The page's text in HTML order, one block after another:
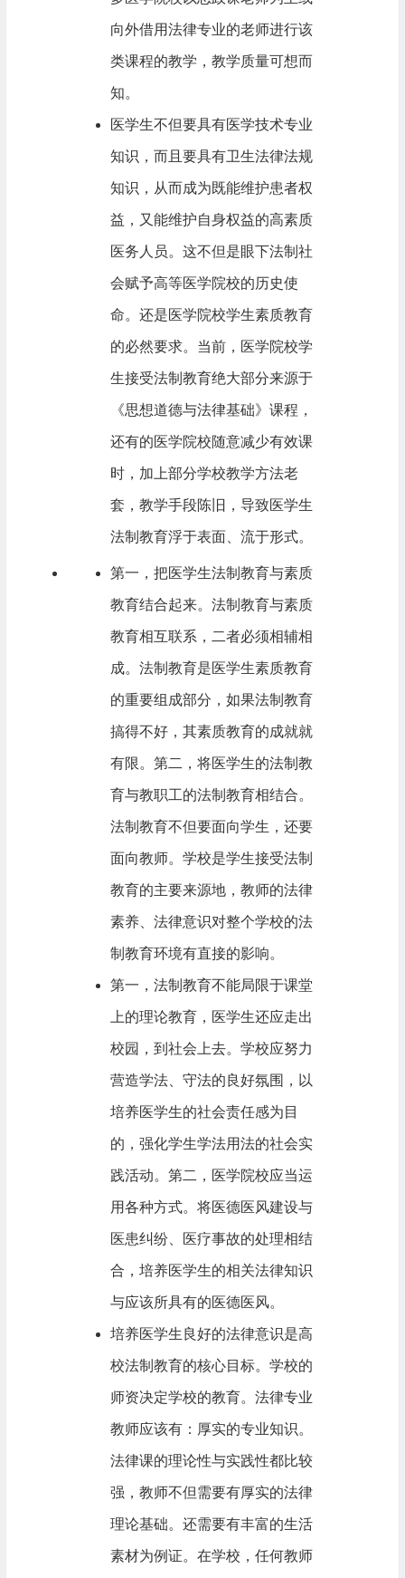
向外借用法律专业的老师进行该
类课程的教学，教学质量可想而
知。
医学生不但要具有医学技术专业
知识，而且要具有卫生法律法规
知识，从而成为既能维护患者权
益，又能维护自身权益的高素质
医务人员。这不但是眼下法制社
会赋予高等医学院校的历史使
命。还是医学院校学生素质教育
的必然要求。当前，医学院校学
生接受法制教育绝大部分来源于
《思想道德与法律基础》课程，
还有的医学院校随意减少有效课
时，加上部分学校教学方法老
套，教学手段陈旧，导致医学生
法制教育浮于表面、流于形式。
第一，把医学生法制教育与素质
教育结合起来。法制教育与素质
教育相互联系，二者必须相辅相
成。法制教育是医学生素质教育
的重要组成部分，如果法制教育
搞得不好，其素质教育的成就就
有限。第二，将医学生的法制教
育与教职工的法制教育相结合。
法制教育不但要面向学生，还要
面向教师。学校是学生接受法制
教育的主要来源地，教师的法律
素养、法律意识对整个学校的法
制教育环境有直接的影响。
第一，法制教育不能局限于课堂
上的理论教育，医学生还应走出
校园，到社会上去。学校应努力
营造学法、守法的良好氛围，以
培养医学生的社会责任感为目
的，强化学生学法用法的社会实
践活动。第二，医学院校应当运
用各种方式。将医德医风建设与
医患纠纷、医疗事故的处理相结
合，培养医学生的相关法律知识
与应该所具有的医德医风。
培养医学生良好的法律意识是高
校法制教育的核心目标。学校的
师资决定学校的教育。法律专业
教师应该有：厚实的专业知识。
法律课的理论性与实践性都比较
强，教师不但需要有厚实的法律
理论基础。还需要有丰富的生活
素材为例证。在学校，任何教师